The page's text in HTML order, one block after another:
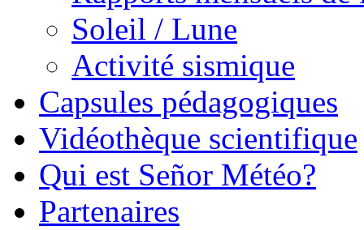
Soleil / Lune
Activité sismique
Capsules pédagogiques
Vidéothèque scientifique
Qui est Señor Météo?
Partenaires